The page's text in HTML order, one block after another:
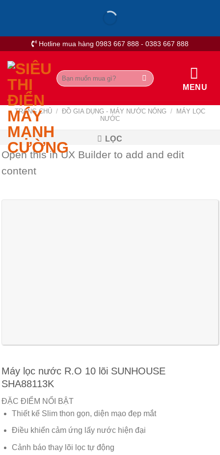
Hotline mua hàng 0983 667 888 - 0383 667 888
Tìm
kiếm:
MENU
TRANG CHỦ / ĐỒ GIA DỤNG - MÁY NƯỚC NÓNG /
MÁY LỌC
NƯỚC
LỌC
Open this in UX Builder to add and edit
content
Máy lọc nước R.O 10 lõi SUNHOUSE
SHA88113K
ĐẶC ĐIỂM NỔI BẬT
Thiết kế Slim thon gọn, diện mạo đẹp mắt
Điều khiển cảm ứng lấy nước hiện đại
Cảnh báo thay lõi lọc tự động